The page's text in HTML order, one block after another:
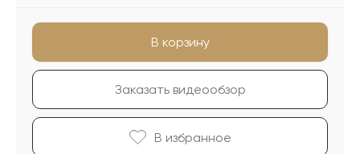
В корзину
Заказать видеообзор
В избранноe